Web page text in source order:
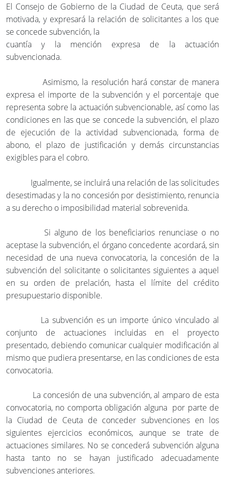
El Consejo de Gobierno de la Ciudad de Ceuta, que será
motivada, y expresará la relación de solicitantes a los que
se concede subvención, la
cuantía y la mención expresa de la actuación
subvencionada.
Asimismo, la resolución hará constar de manera
expresa el importe de la subvención y el porcentaje que
representa sobre la actuación subvencionable, así como las
condiciones en las que se concede la subvención, el plazo
de ejecución de la actividad subvencionada, forma de
abono, el plazo de justificación y demás circunstancias
exigibles para el cobro.
Igualmente, se incluirá una relación de las solicitudes
desestimadas y la no concesión por desistimiento, renuncia
a su derecho o imposibilidad material sobrevenida.
Si alguno de los beneficiarios renunciase o no
aceptase la subvención, el órgano concedente acordará, sin
necesidad de una nueva convocatoria, la concesión de la
subvención del solicitante o solicitantes siguientes a aquel
en su orden de prelación, hasta el límite del crédito
presupuestario disponible.
La subvención es un importe único vinculado al
conjunto de actuaciones incluidas en el proyecto
presentado, debiendo comunicar cualquier modificación al
mismo que pudiera presentarse, en las condiciones de esta
convocatoria.
La concesión de una subvención, al amparo de esta
convocatoria, no comporta obligación alguna por parte de
la Ciudad de Ceuta de conceder subvenciones en los
siguientes ejercicios económicos, aunque se trate de
actuaciones similares. No se concederá subvención alguna
hasta tanto no se hayan justificado adecuadamente
subvenciones anteriores.